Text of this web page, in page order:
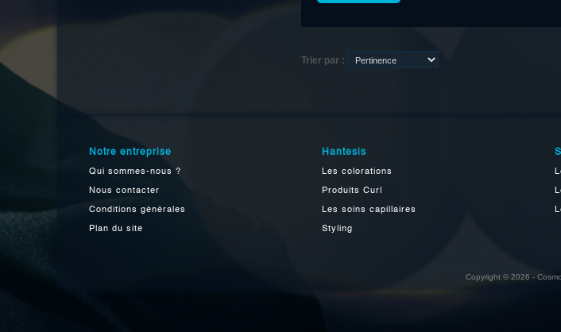
Trier par :
Notre entreprise
Qui sommes-nous ?
Nous contacter
Conditions générales
Plan du site
Hantesis
Les colorations
Produits Curl
Les soins capillaires
Styling
Copyright © 2026 -